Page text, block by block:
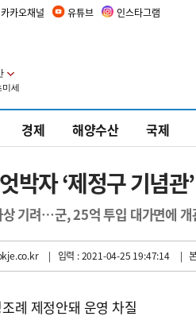
카카오채널 유튜브 인스타그램
경제 해양수산 국제
박자 ‘제정구 기념관
상 기려…군, 25억 투입 대가면에 개
| 입력 : 2021-04-25 19:47:14 |
례 제정안돼 운영 차질